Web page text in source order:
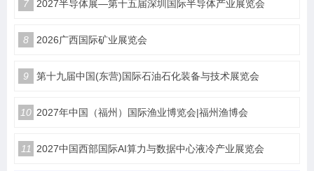
7 2027半导体展—第十五届深圳国际半导体产业展览会
8 2026广西国际矿业展览会
9 第十九届中国(东营)国际石油石化装备与技术展览会
10 2027年中国（福州）国际渔业博览会|福州渔博会
11 2027中国西部国际AI算力与数据中心液冷产业展览会